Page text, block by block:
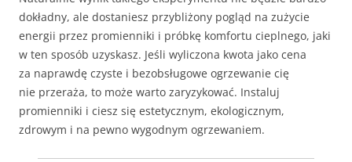
dokładny, ale dostaniesz przybliżony pogląd na zużycie
energii przez promienniki i próbkę komfortu cieplnego, jaki
w ten sposób uzyskasz. Jeśli wyliczona kwota jako cena
za naprawdę czyste i bezobsługowe ogrzewanie cię
nie przeraża, to może warto zaryzykować. Instaluj
promienniki i ciesz się estetycznym, ekologicznym,
zdrowym i na pewno wygodnym ogrzewaniem.